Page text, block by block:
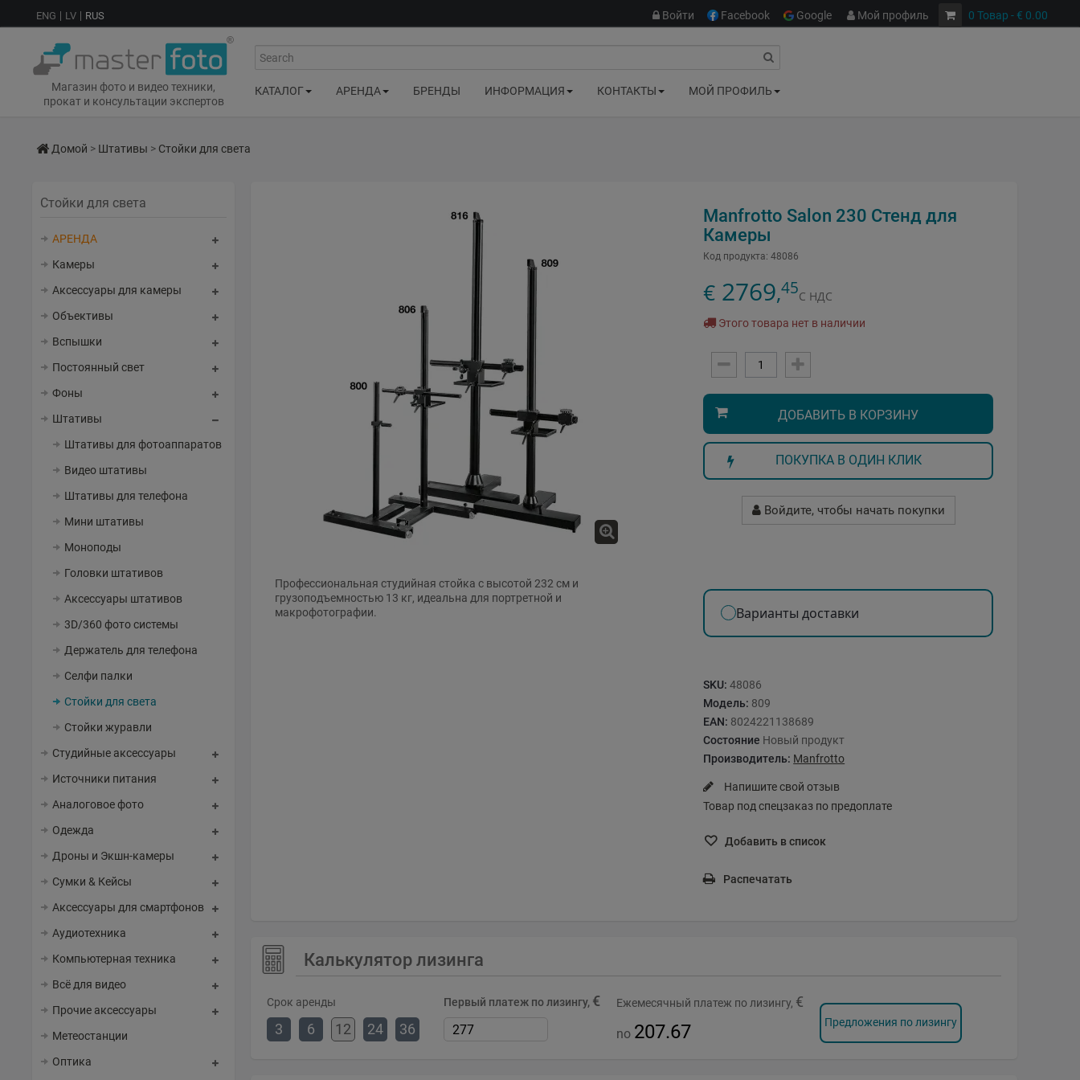
ENG LV RUS 0 Товар - € 0.00
Войти Facebook Google Мой профиль
Магазин фото и видео техники,
прокат и консультации экспертов
Search
КАТАЛОГ АРЕНДА БРЕНДЫ ИНФОРМАЦИЯ КОНТАКТЫ МОЙ ПРОФИЛЬ
Домой > Штативы > Стойки для света
Стойки для света
АРЕНДА
Камеры
Аксессуары для камеры
Объективы
Вспышки
Постоянный свет
Фоны
Штативы
Штативы для фотоаппаратов
Видео штативы
Штативы для телефона
Мини штативы
Моноподы
Головки штативов
Аксессуары штативов
3D/360 фото системы
Держатель для телефона
Селфи палки
Стойки для света
Стойки журавли
Студийные аксессуары
Источники питания
Аналоговое фото
Одежда
Дроны и Экшн-камеры
Сумки & Кейсы
Аксессуары для смартфонов
Аудиотехника
Компьютерная техника
Всё для видео
Прочие аксессуары
Метеостанции
Оптика
Профессиональная студийная стойка с высотой 232 см и
грузоподъемностью 13 кг, идеальна для портретной и
макрофотографии.
Manfrotto Salon 230 Стенд для
Камеры
Код продукта: 48086
€ 2769,45С НДС
Этого товара нет в наличии
ДОБАВИТЬ В КОРЗИНУ
ПОКУПКА В ОДИН КЛИК
Войдите, чтобы начать покупки
Варианты доставки
SKU: 48086
Модель: 809
EAN: 8024221138689
Состояние Новый продукт
Производитель: Manfrotto
Напишите свой отзыв
Товар под спецзаказ по предоплате
Добавить в список
Распечатать
Калькулятор лизинга
Срок аренды
3 6 12 24 36
Первый платеж по лизингу, € Ежемесячный платеж по лизингу, €
no 207.67 Предложения по лизингу